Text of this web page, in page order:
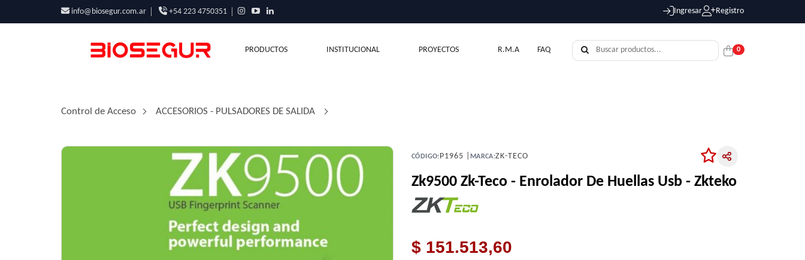
info@biosegur.com.ar +54 223 4750351 Ingresar Registro
0
PRODUCTOS INSTITUCIONAL PROYECTOS R.M.A FAQ
Control de Acceso ACCESORIOS - PULSADORES DE SALIDA
CÓDIGO: P1965 | MARCA:ZK-TECO
Zk9500 Zk-Teco - Enrolador De Huellas Usb - Zkteko
$ 151.513,60